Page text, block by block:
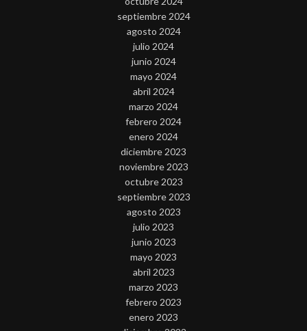
septiembre 2024
agosto 2024
julio 2024
junio 2024
mayo 2024
abril 2024
marzo 2024
febrero 2024
enero 2024
diciembre 2023
noviembre 2023
octubre 2023
septiembre 2023
agosto 2023
julio 2023
junio 2023
mayo 2023
abril 2023
marzo 2023
febrero 2023
enero 2023